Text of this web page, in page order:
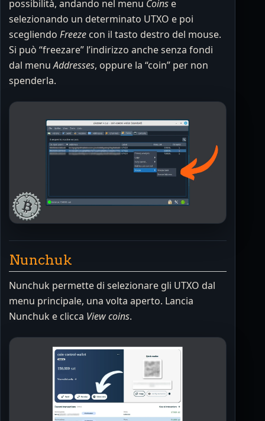
possibilità, andando nel menu Coins e
selezionando un determinato UTXO e poi
scegliendo Freeze con il tasto destro del mouse.
Si può “freezare” l’indirizzo anche senza fondi
dal menuAddresses, oppure la “coin” per non
spenderla.
Nunchuk
Nunchuk permette di selezionare gli UTXO dal
menu principale, una volta aperto. Lancia
Nunchuk e clicca View coins.